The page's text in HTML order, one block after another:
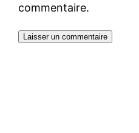
commentaire.